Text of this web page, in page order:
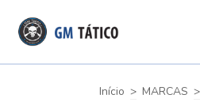
Início > MARCAS >